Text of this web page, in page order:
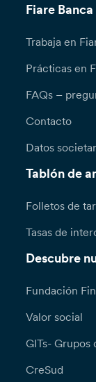
Fiare
Trabaja en
Prácticas en
FAQs –
Contacto
Datos
Tablón de
Folletos de
Tasas de
Descubre
Fundación
Valor social
GITs- Grupos
CreSud